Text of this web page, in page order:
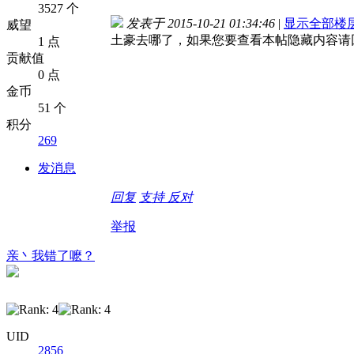
3527 个
威望
1 点
贡献值
0 点
金币
51 个
积分
269
发消息
发表于 2015-10-21 01:34:46 | 显示全部楼
土豪去哪了，如果您要查看本帖隐藏内容请
回复 支持 反对
举报
亲丶我错了嚒？
UID
2856